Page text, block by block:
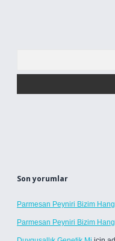
Son yorumlar
Parmesan Peyniri Bizim
Parmesan Peyniri Bizim